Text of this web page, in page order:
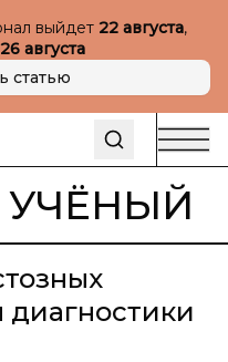
выйдет 22 августа,
26 августа
статью